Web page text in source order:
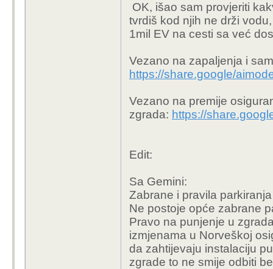
Požar
teoretski se
Zabrana
Za razlika od
potpuno siguran
OK, išao sam provjeriti
tvrdiš kod njih ne drži
1mil EV na cesti sa već
Vezano na zapaljenja i
https://share.google/
Vezano na premije
zgrada: https://
Edit:
Sa Gemini:
Zabrane i pravila
Ne postoje opće zabrane
Pravo na punjenje u
izmjenama u Norveškoj
da zahtijevaju instalaciju
zgrade to ne smije odbiti